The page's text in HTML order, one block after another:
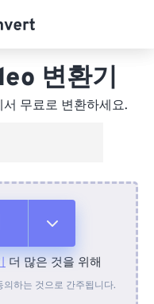
변환기
서 무료로 변환하세요.
더 많은 것을 위해
하는 것으로 간주됩니다.